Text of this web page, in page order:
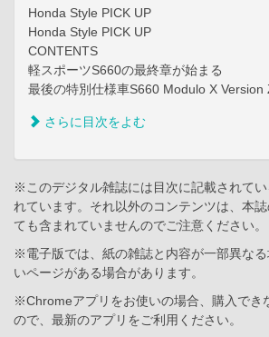
Honda Style PICK UP
Honda Style PICK UP
CONTENTS
軽スポーツS660の最終章が始まる
最後の特別仕様車S660 Modulo X Version
さらに目次をよむ
※このデジタル雑誌には目次に記載されてい
れています。それ以外のコンテンツは、本
ても含まれていませんのでご注意ください。
※電子版では、紙の雑誌と内容が一部異な
いページがある場合があります。
※Chromeアプリをお使いの場合、購入でき
ので、最新のアプリをご利用ください。